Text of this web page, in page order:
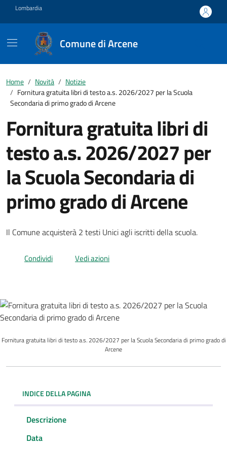
Vai ai contenuti
Vai al footer
Lombardia
Comune di Arcene
Home Novità
Notizie
Fornitura gratuita libri di testo a.s. 2026/2027 per la Scuola
Secondaria di primo grado di Arcene
Fornitura gratuita libri di
testo a.s. 2026/2027 per
la Scuola Secondaria di
primo grado di Arcene
Il Comune acquisterà 2 testi Unici agli iscritti della scuola.
Condividi Vedi azioni
Fornitura gratuita libri di testo a.s. 2026/2027 per la Scuola Secondaria di primo grado di
Arcene
INDICE DELLA PAGINA
Descrizione
Data